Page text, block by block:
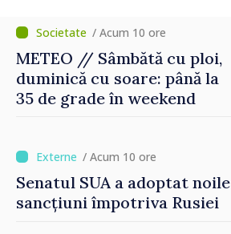
/ Acum 10 ore
METEO // Sâmbătă cu ploi,
duminică cu soare: până la
35 de grade în weekend
/ Acum 10 ore
Senatul SUA a adoptat noile
sancțiuni împotriva Rusiei